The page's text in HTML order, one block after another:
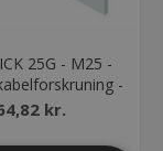
25G - M25 -
-
grå kr.